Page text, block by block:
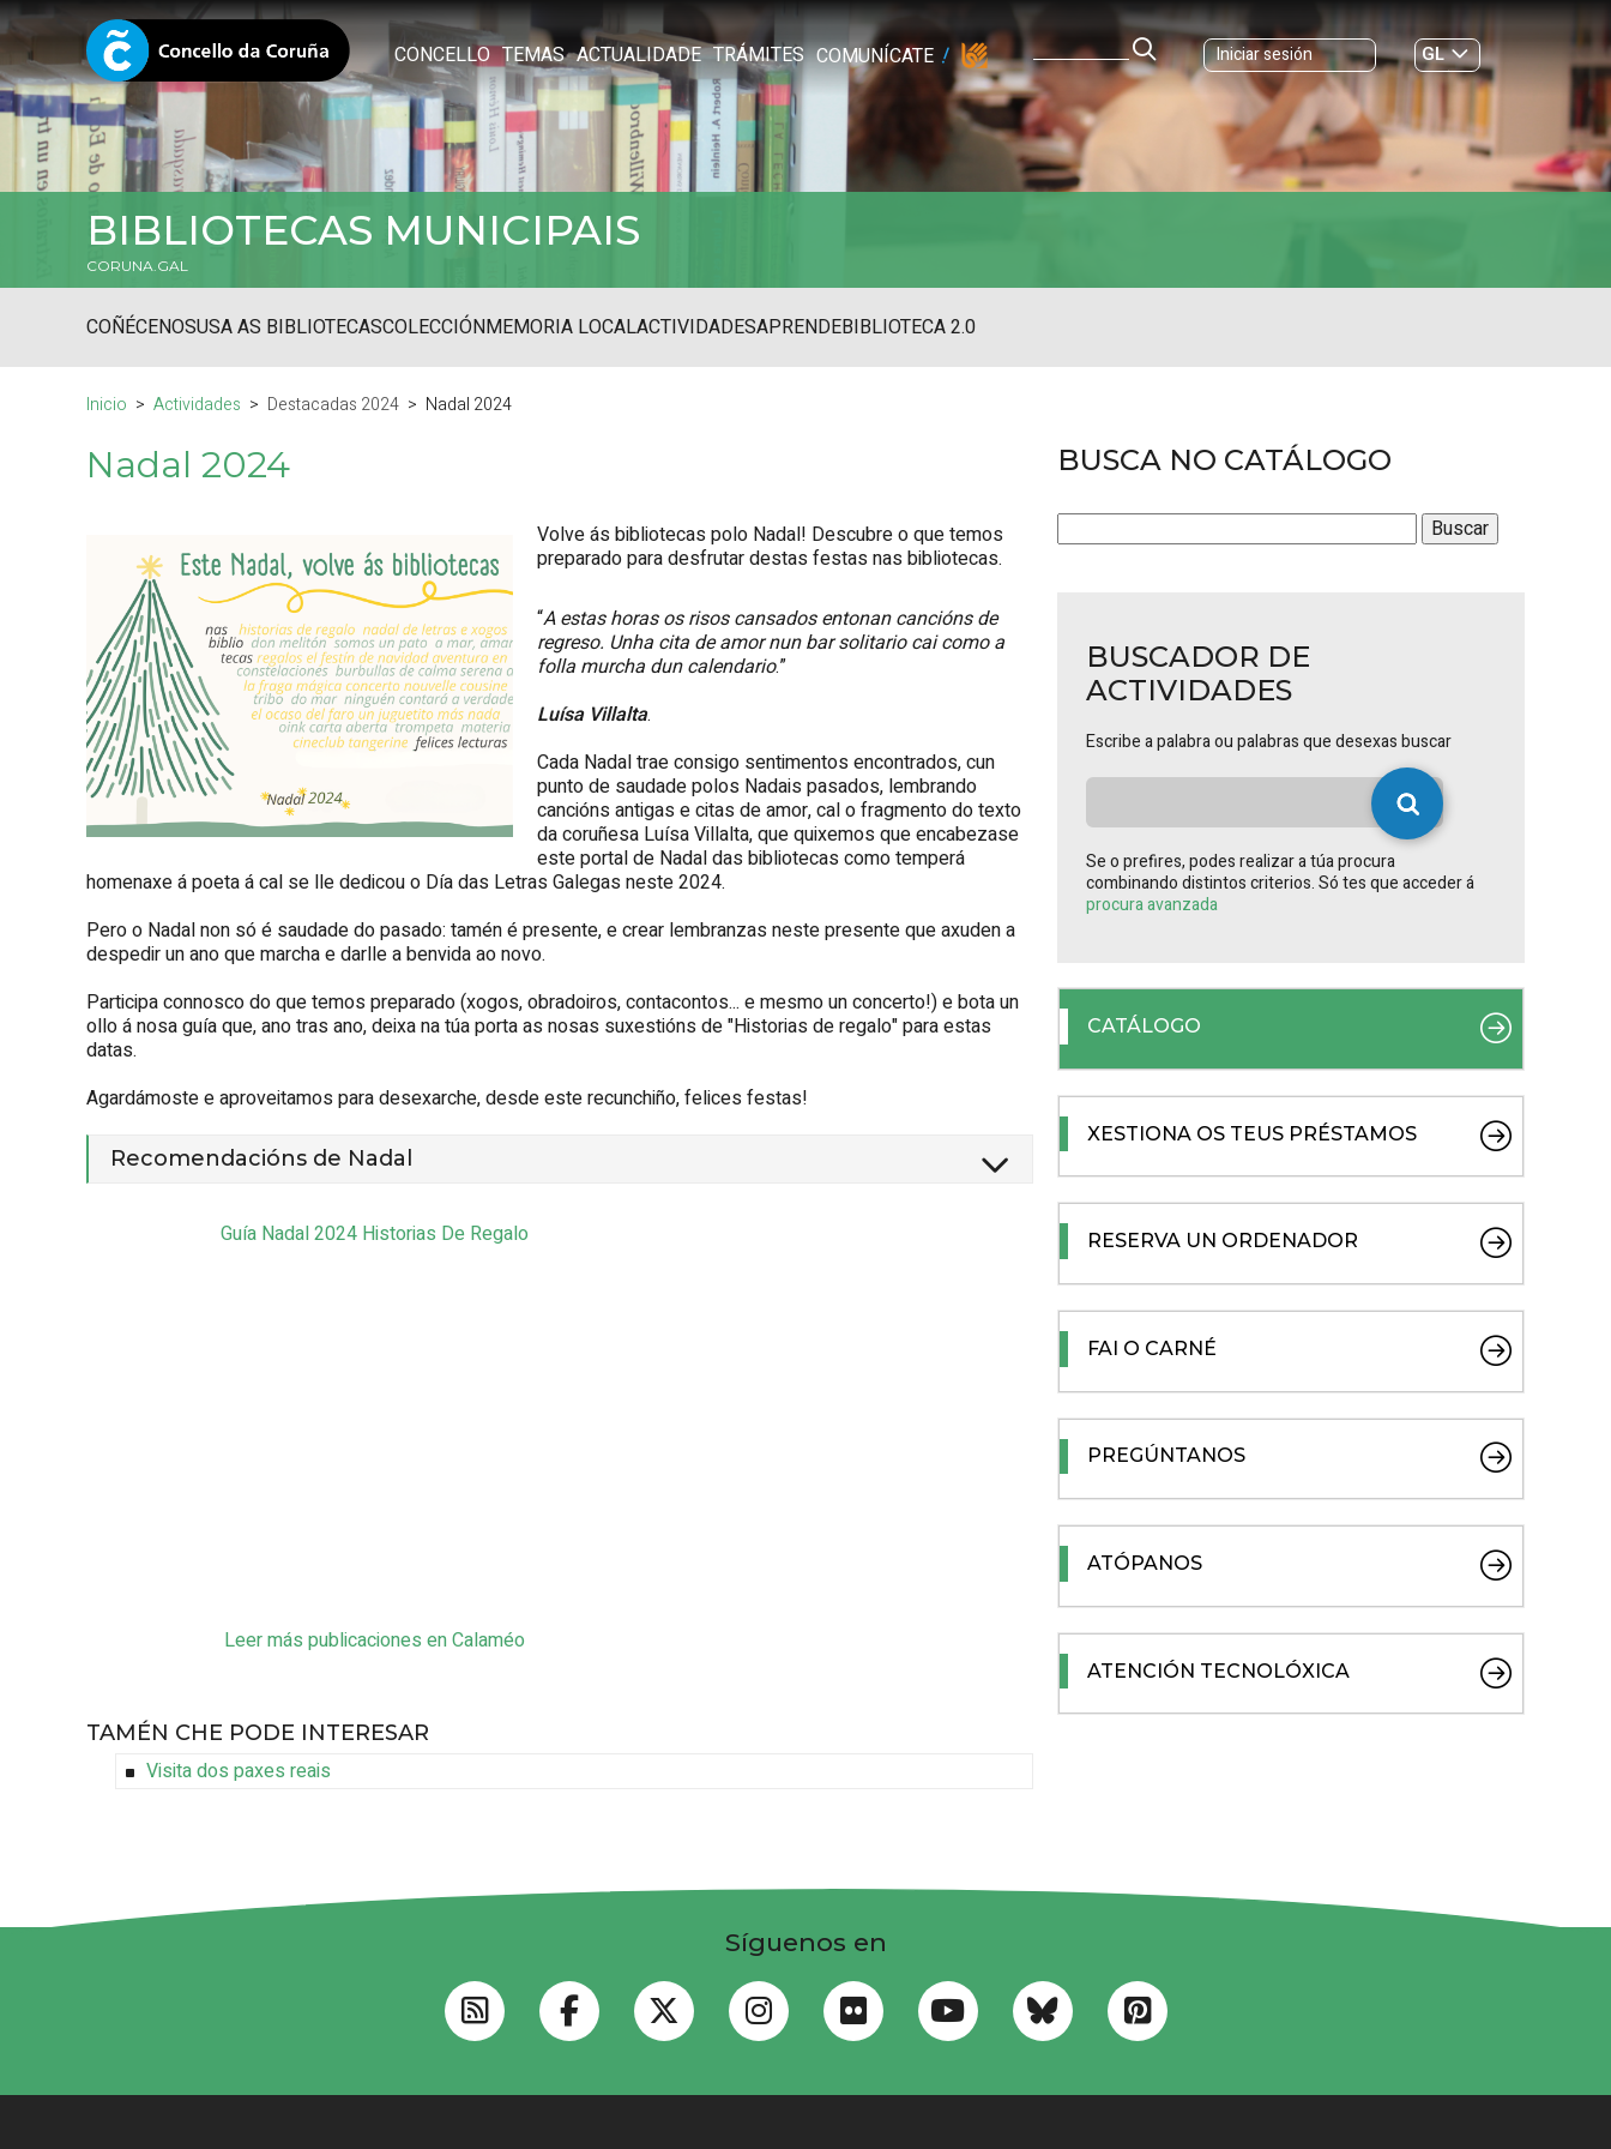
CONCELLO TEMAS ACTUALIDADE TRÁMITES COMUNÍCATE Iniciar sesión
GL
ES|
BIBLIOTECAS MUNICIPAIS
CORUNA.GAL
COÑÉCENOSUSA AS BIBLIOTECASCOLECCIÓNMEMORIA LOCALACTIVIDADESAPRENDEBIBLIOTECA 2.0
Inicio Actividades Destacadas 2024 Nadal 2024
Nadal 2024
Volve ás bibliotecas polo Nadal! Descubre o que temos
preparado para desfrutar destas festas nas bibliotecas.
A estas horas os risos cansados entonan cancións de
regreso. Unha cita de amor nun bar solitario cai como a
folla murcha dun calendario.
Luísa Villalta.
Cada Nadal trae consigo sentimentos encontrados, cun
punto de saudade polos Nadais pasados, lembrando
cancións antigas e citas de amor, cal o fragmento do texto
da coruñesa Luísa Villalta, que quixemos que encabezase
este portal de Nadal das bibliotecas como temperá
homenaxe á poeta á cal se lle dedicou o Día das Letras Galegas neste 2024.
Pero o Nadal non só é saudade do pasado: tamén é presente, e crear lembranzas neste presente que axuden a
despedir un ano que marcha e darlle a benvida ao novo.
Participa connosco do que temos preparado (xogos, obradoiros, contacontos... e mesmo un concerto!) e bota un
ollo á nosa guía que, ano tras ano, deixa na túa porta as nosas suxestións de "Historias de regalo" para estas
datas.
Agardámoste e aproveitamos para desexarche, desde este recunchiño, felices festas!
Recomendacións de Nadal
Guía Nadal 2024 Historias De Regalo
Leer más publicaciones en Calaméo
TAMÉN CHE PODE INTERESAR
Visita dos paxes reais
BUSCA NO CATÁLOGO
BUSCADOR DE
ACTIVIDADES
Escribe a palabra ou palabras que desexas buscar
Se o prefires, podes realizar a túa procura
combinando distintos criterios. Só tes que acceder á
procura avanzada
CATÁLOGO
XESTIONA OS TEUS PRÉSTAMOS
RESERVA UN ORDENADOR
FAI O CARNÉ
PREGÚNTANOS
ATÓPANOS
ATENCIÓN TECNOLÓXICA
Síguenos en